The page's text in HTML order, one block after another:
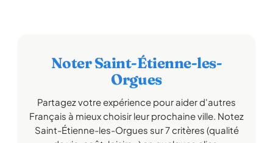
Noter Saint-Étienne-les-
Orgues
Partagez votre expérience pour aider d'autres
Français à mieux choisir leur prochaine ville. Notez
Saint-Étienne-les-Orgues sur 7 critères (qualité